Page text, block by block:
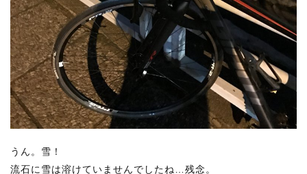
うん。雪！
流石に雪は溶けていませんでしたね…残念。